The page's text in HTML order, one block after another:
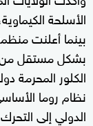
الأسلحة
بينما أعلنت
بشكل مستقل من
الكلور المحرمة
نظام روما
الدولي إلى